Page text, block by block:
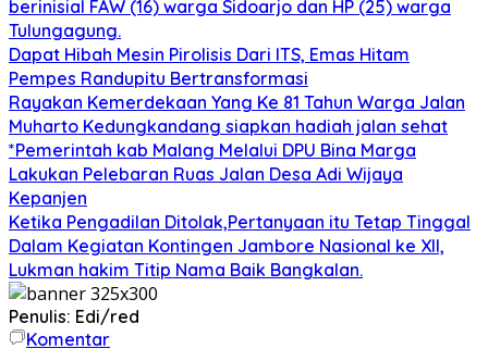
berinisial FAW (16) warga Sidoarjo dan HP (25) warga
Tulungagung.
Dapat Hibah Mesin Pirolisis Dari ITS, Emas Hitam
Pempes Randupitu Bertransformasi
Rayakan Kemerdekaan Yang Ke 81 Tahun Warga Jalan
Muharto Kedungkandang siapkan hadiah jalan sehat
*Pemerintah kab Malang Melalui DPU Bina Marga
Lakukan Pelebaran Ruas Jalan Desa Adi Wijaya
Kepanjen
Ketika Pengadilan Ditolak,Pertanyaan itu Tetap Tinggal
Dalam Kegiatan Kontingen Jambore Nasional ke XII,
Lukman hakim Titip Nama Baik Bangkalan.
Penulis: Edi/red
Komentar